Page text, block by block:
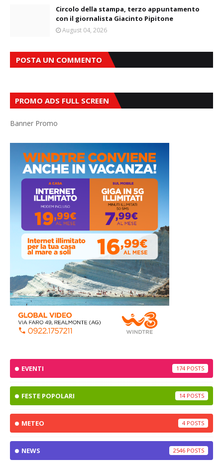
Circolo della stampa, terzo appuntamento
con il giornalista Giacinto Pipitone
August 04, 2026
POSTA UN COMMENTO
PROMO ADS FULL SCREEN
Banner Promo
EVENTI 174
FESTE POPOLARI 14
METEO 4
NEWS 2546